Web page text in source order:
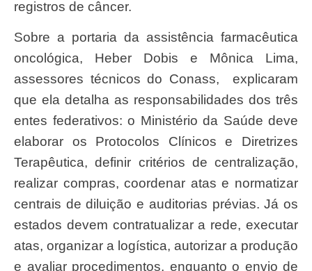
registros de câncer.
Sobre a portaria da assistência farmacêutica
oncológica, Heber Dobis e Mônica Lima,
assessores técnicos do Conass, explicaram
que ela detalha as responsabilidades dos três
entes federativos: o Ministério da Saúde deve
elaborar os Protocolos Clínicos e Diretrizes
Terapêutica, definir critérios de centralização,
realizar compras, coordenar atas e normatizar
centrais de diluição e auditorias prévias. Já os
estados devem contratualizar a rede, executar
atas, organizar a logística, autorizar a produção
e avaliar procedimentos, enquanto o envio de